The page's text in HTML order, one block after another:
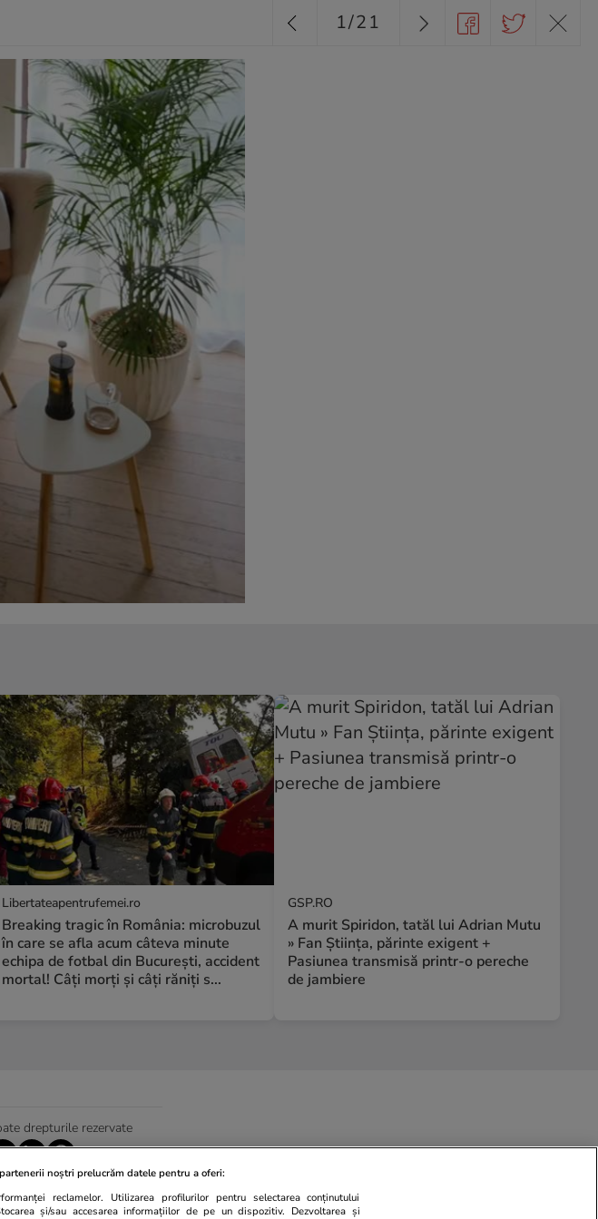
1/21
Libertateapentrufemei.ro
Breaking tragic în România: microbuzul
în care se afla acum câteva minute
echipa de fotbal din București, accident
mortal! Câți morți și câți răniți s...
GSP.RO
A murit Spiridon, tatăl lui Adrian Mutu
» Fan Știința, părinte exigent +
Pasiunea transmisă printr-o pereche
de jambiere
drepturile rezervate
cookies
noștri prelucrăm datele pentru a oferi:
reclamelor. Utilizarea profilurilor pentru selectarea conținutului
și/sau accesarea informațiilor de pe un dispozitiv. Dezvoltarea și